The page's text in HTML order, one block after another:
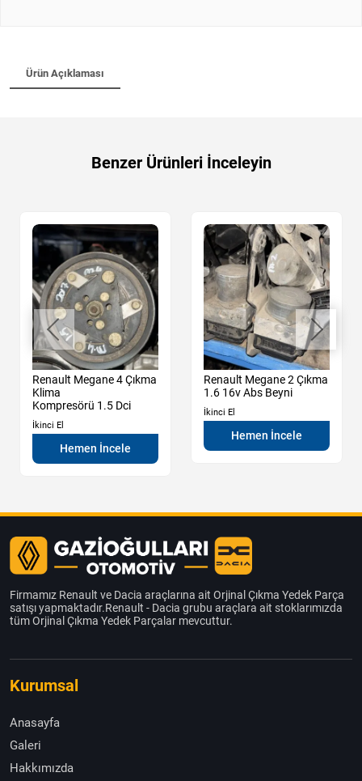
Ürün Açıklaması
Benzer Ürünleri İnceleyin
Renault Megane 4 Çıkma
Klima
Kompresörü 1.5 Dci
İkinci El
Hemen İncele
Renault Megane 2 Çıkma
1.6 16v Abs Beyni
İkinci El
Hemen İncele
Firmamız Renault ve Dacia araçlarına ait Orjinal Çıkma Yedek Parça
satışı yapmaktadır.Renault - Dacia grubu araçlara ait stoklarımızda
tüm Orjinal Çıkma Yedek Parçalar mevcuttur.
Kurumsal
Anasayfa
Galeri
Hakkımızda